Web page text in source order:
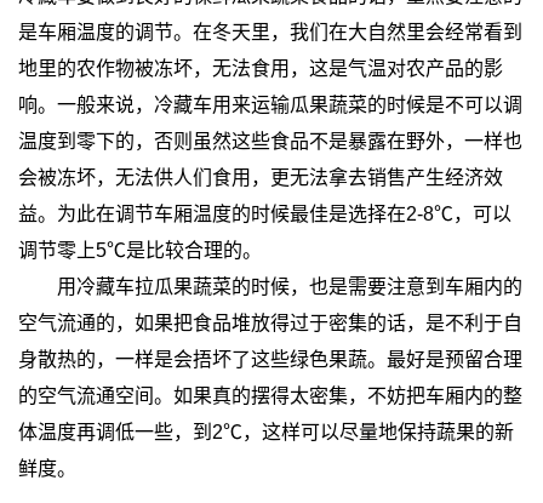
是车厢温度的调节。在冬天里，我们在大自然里会经常看到
地里的农作物被冻坏，无法食用，这是气温对农产品的影
响。一般来说，冷藏车用来运输瓜果蔬菜的时候是不可以调
温度到零下的，否则虽然这些食品不是暴露在野外，一样也
会被冻坏，无法供人们食用，更无法拿去销售产生经济效
益。为此在调节车厢温度的时候最佳是选择在2-8℃，可以
调节零上5℃是比较合理的。
用 冷藏车拉瓜果蔬菜的时候，也是需要注意到车厢内的
空气流通的，如果把食品堆放得过于密集的话，是不利于自
身散热的，一样是会捂坏了这些绿色果蔬。最好是预留合理
的空气流通空间。如果真的摆得太密集，不妨把车厢内的整
体温度再调低一些，到2℃，这样可以尽量地保持蔬果的新
鲜度。